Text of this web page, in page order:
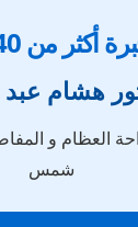
أكثر من 40 عام
هشام عبد
العظام و
شمس